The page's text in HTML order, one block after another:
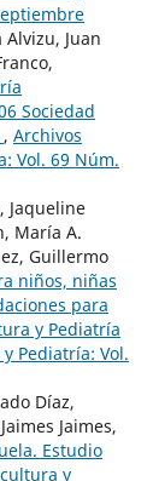
Juan
Sociedad
, Archivos
Vol. 69 Núm.
Jaqueline
María A.
Guillermo
niños, niñas
para
y Pediatría
Pediatría: Vol.
Díaz,
Jaimes,
Estudio
y